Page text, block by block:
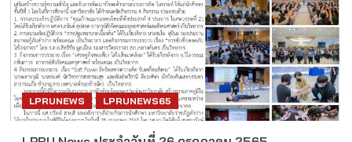
LPRUNEWS LPRUNEWS65